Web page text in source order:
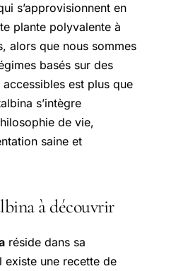
s’approvisionnent en
plante polyvalente à
alors que nous sommes
basés sur des
est plus que
s’intègre
de vie,
saine et
à découvrir
réside dans sa
existe une recette de